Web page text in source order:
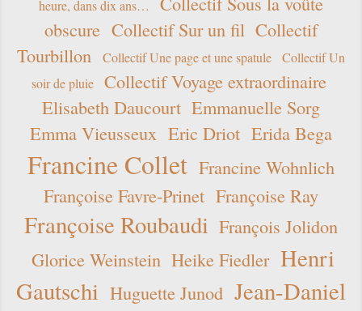
heure, dans dix ans…
obscure Collectif Sur un fil Collectif
Tourbillon
Collectif Une page et une spatule
Collectif Un
soir de pluie
Collectif Voyage extraordinaire
Elisabeth Daucourt Emmanuelle Sorg
Emma Vieusseux Eric Driot Erida Bega
Francine Collet Francine Wohnlich
Françoise Favre-Prinet Françoise Ray
Françoise Roubaudi François Jolidon
Glorice Weinstein Heike Fiedler Henri
Gautschi Huguette Junod Jean-Daniel